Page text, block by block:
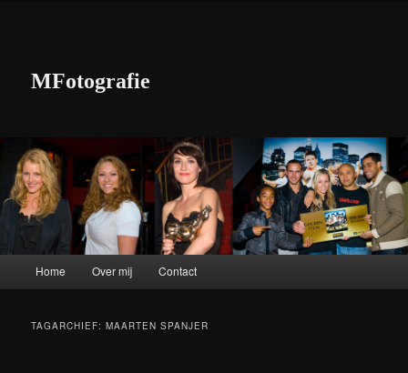
MFotografie
Spring naar de primaire inhoud
Spring naar de secundaire inhoud
Home Over mij Contact
TAGARCHIEF:MAARTEN SPANJER